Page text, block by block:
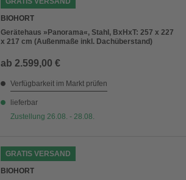
BIOHORT
Gerätehaus »Panorama«, Stahl, BxHxT: 257 x 227
x 217 cm (Außenmaße inkl. Dachüberstand)
ab 2.599,00 €
Verfügbarkeit im Markt prüfen
lieferbar
Zustellung 26.08. - 28.08.
GRATIS VERSAND
BIOHORT